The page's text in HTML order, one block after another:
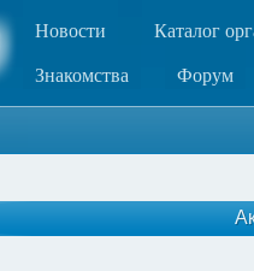
Новости Каталог
Знакомства Форум